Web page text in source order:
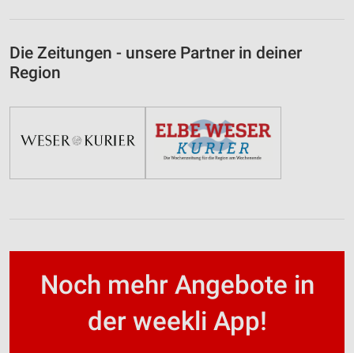
Die Zeitungen - unsere Partner in deiner
Region
Noch mehr Angebote in
der weekli App!